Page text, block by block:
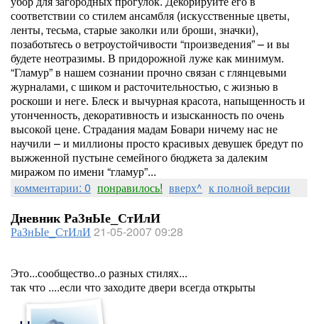
соответствии со стилем ансамбля (искусственные цветы,
ленты, тесьма, старые заколки или броши, значки),
позаботьтесь о ветроустойчивости “произведения” – и вы
будете неотразимы. В придорожной луже как минимум.
“Гламур” в нашем сознании прочно связан с глянцевыми
журналами, с шиком и расточительностью, с жизнью в
роскоши и неге. Блеск и вычурная красота, напыщенность и
утонченность, декоративность и изысканность по очень
высокой цене. Страдания мадам Бовари ничему нас не
научили – и миллионы просто красивых девушек бредут по
выжженной пустыне семейного бюджета за далеким
миражом по имени “гламур”...
комментарии: 0 понравилось! вверх^ к полной версии
Дневник РаЗнЫе_СтИлИ
РаЗнЫе_СтИлИ 21-05-2007 09:28
Это...сообщество..о разных стилях...
так что ....если что заходите двери всегда открыты